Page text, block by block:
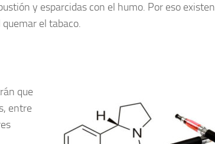
y esparcidas con el humo. Por eso existen
el tabaco.
que
entre